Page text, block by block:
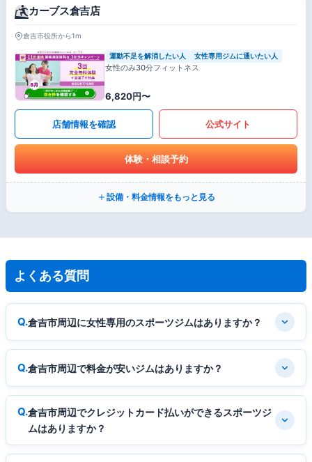
カーブス倉吉店
倉吉市役所から1m
運動不足を解消したい人 女性専用ジムに通いたい人
女性のみ30分フィットネス
6,820円〜
店舗情報を確認 公式サイト
体験・相談予約
設備・料金情報をもっと見る
よくある質問
倉吉市周辺に女性専用のスポーツジムはありますか？
倉吉市周辺で料金が安いジムはありますか？
倉吉市周辺でクレジットカード払いができるスポーツジ
ムはありますか？